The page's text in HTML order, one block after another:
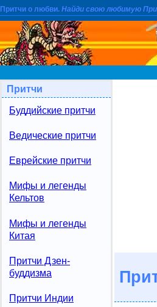
Притчи о любви. Найди свою любимую
Притчи
Буддийские притчи
Ведические притчи
Еврейские притчи
Мифы и легенды
Кельтов
Мифы и легенды
Китая
Притчи Дзен-
буддизма
Притчи Индии